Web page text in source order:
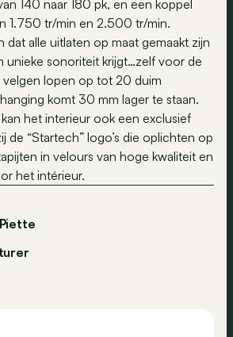
140 naar 180 pk, en een koppel
1.750 tr/min en 2.500 tr/min.
dat alle uitlaten op maat gemaakt zijn
unieke sonoriteit krijgt…zelf voor de
lopen op tot 20 duim
komt 30 mm lager te staan.
het interieur ook een exclusief
de “Startech” logo’s die oplichten op
in velours van hoge kwaliteit en
het intérieur.